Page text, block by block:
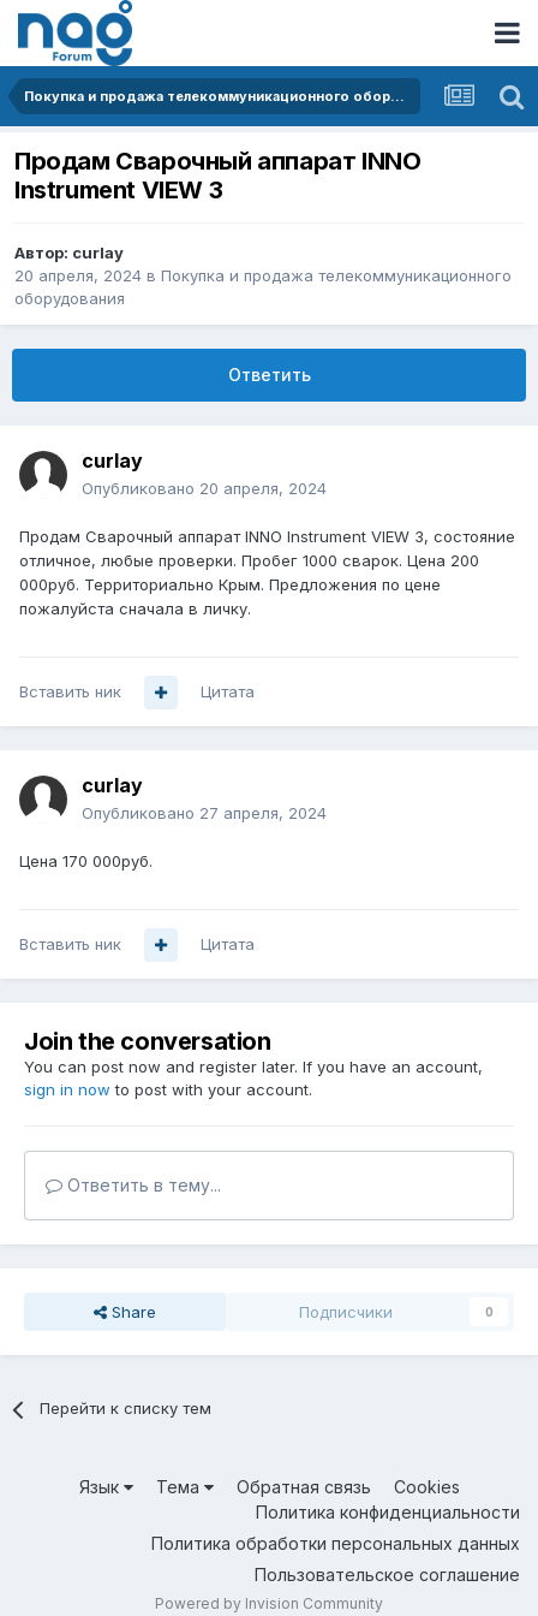
Покупка и продажа телекоммуникационного оборудования
Продам Сварочный аппарат INNO
Instrument VIEW 3
Автор: curlay
20 апреля, 2024 в Покупка и продажа телекоммуникационного
оборудования
Ответить
curlay
Опубликовано 20 апреля, 2024
Продам Сварочный аппарат INNO Instrument VIEW 3, состояние
отличное, любые проверки. Пробег 1000 сварок. Цена 200
000руб. Территориально Крым. Предложения по цене
пожалуйста сначала в личку.
Вставить ник Цитата
curlay
Опубликовано 27 апреля, 2024
Цена 170 000руб.
Вставить ник Цитата
Join the conversation
You can post now and register later. If you have an account,
sign in now to post with your account.
Ответить в тему...
Share Подписчики 0
Перейти к списку тем
Язык Тема Обратная связь
Cookies
Политика конфиденциальности
Политика обработки персональных данных
Пользовательское соглашение
Powered by Invision Community